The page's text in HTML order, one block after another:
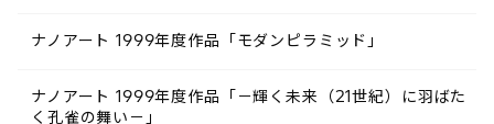
ナノアート 1999年度作品「モダンピラミッド」
ナノアート 1999年度作品「－輝く未来（21世紀）に羽ばた
く孔雀の舞い－」